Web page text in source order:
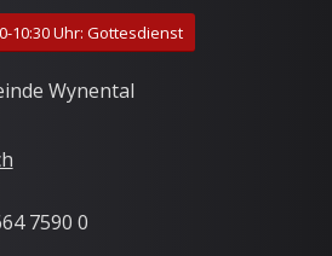
10:30 Uhr: Gottesdienst
Wynental
7590 0